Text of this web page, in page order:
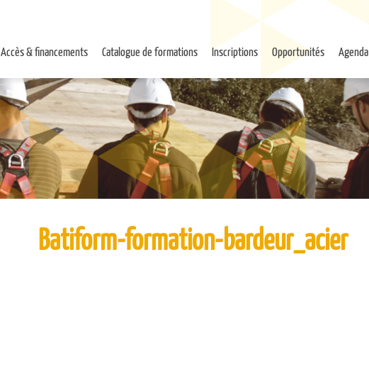
Accès & financements Catalogue de formations Inscriptions Opportunités Agenda
Batiform-formation-bardeur_acier